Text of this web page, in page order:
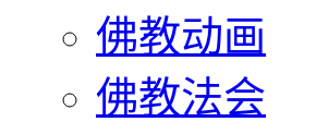
佛教动画
佛教法会